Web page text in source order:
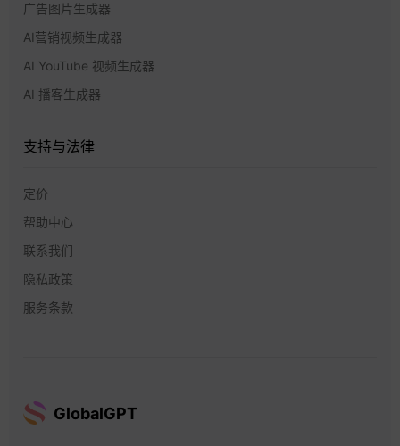
广告图片生成器
AI营销视频生成器
AI YouTube 视频生成器
AI 播客生成器
支持与法律
定价
帮助中心
联系我们
隐私政策
服务条款
GlobalGPT